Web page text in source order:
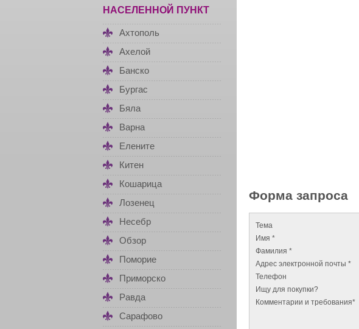
НАСЕЛЕННОЙ ПУНКТ
Ахтополь
Ахелой
Банско
Бургас
Бяла
Варна
Елените
Китен
Кошарица
Лозенец
Несебр
Обзор
Поморие
Приморско
Равда
Сарафово
Форма запроса
Тема
Имя *
Фамилия *
Адрес электронной почты *
Телефон
Ищу для покупки?
Комментарии и требования*